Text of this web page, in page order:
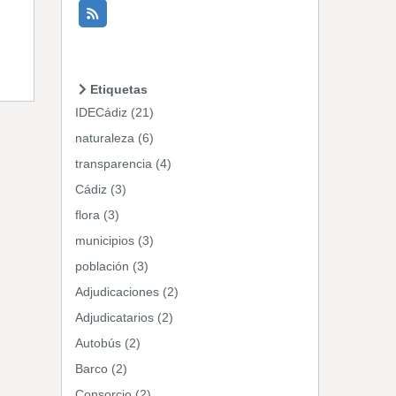
Etiquetas
IDECádiz (21)
naturaleza (6)
transparencia (4)
Cádiz (3)
flora (3)
municipios (3)
población (3)
Adjudicaciones (2)
Adjudicatarios (2)
Autobús (2)
Barco (2)